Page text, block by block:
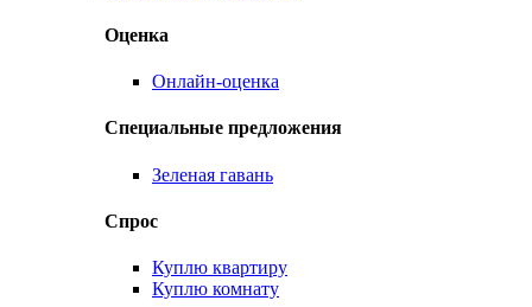
Оценка
Онлайн-оценка
Специальные предложения
Зеленая гавань
Спрос
Куплю квартиру
Куплю комнату